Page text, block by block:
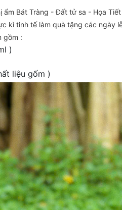
ẩm Bát Tràng - Đất tử sa - Họa
kì tinh tế làm quà tặng các ngày
gồm :
)
liệu gốm )